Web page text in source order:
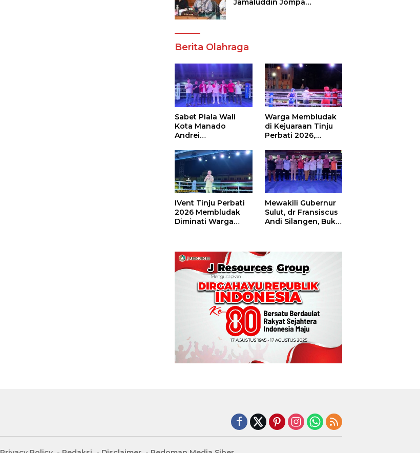
Jamaluddin Jompa
Berita Olahraga
Sabet Piala Wali
Kota Manado
Andrei
Boxing Camp Juara
Umum Tinju Perbati
2026
Warga Membludak
di Kejuaraan Tinju
Perbati 2026,
Piala Wali Kota
IVent Tinju Perbati
2026 Membludak
Diminati Warga
Mewakili Gubernur
Sulut, dr Fransiscus
Andi Silangen, Buka
Piala Wali Kota
Manado